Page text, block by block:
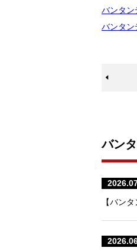
バンタン
バンタン
バン
【バン